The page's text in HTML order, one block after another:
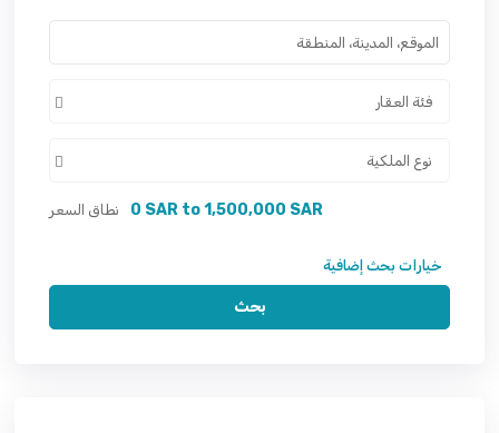
فئة العقار
نوع الملكية
نطاق السعر 0 SAR to 1,500,000 SAR
خيارات بحث إضافية
بحث